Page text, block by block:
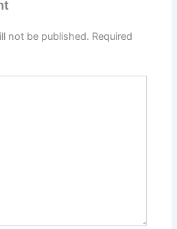
not be published. Required